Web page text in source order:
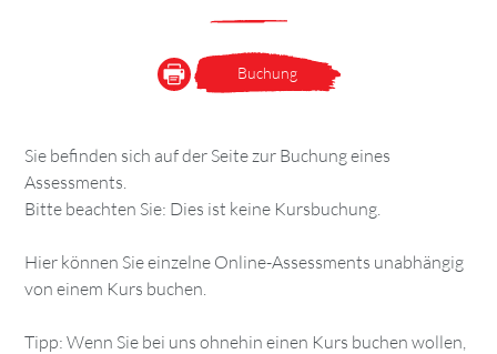
Buchung
Sie befinden sich auf der Seite zur Buchung eines
Assessments.
Bitte beachten Sie: Dies ist keine Kursbuchung.
Hier können Sie einzelne Online-Assessments unabhängig
von einem Kurs buchen.
Tipp: Wenn Sie bei uns ohnehin einen Kurs buchen wollen,